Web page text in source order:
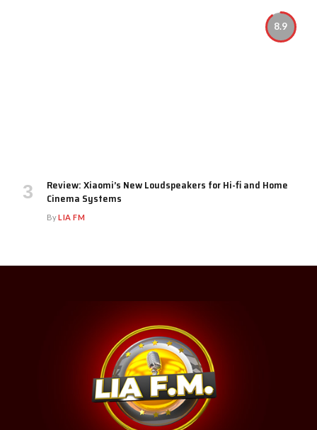
8.9
Review: Xiaomi’s New Loudspeakers for Hi-fi and Home
Cinema Systems
ByLIA FM